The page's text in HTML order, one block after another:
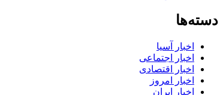
دسته‌ها
اخبار آسیا
اخبار اجتماعی
اخبار اقتصادی
اخبار امروز
اخبار ایران